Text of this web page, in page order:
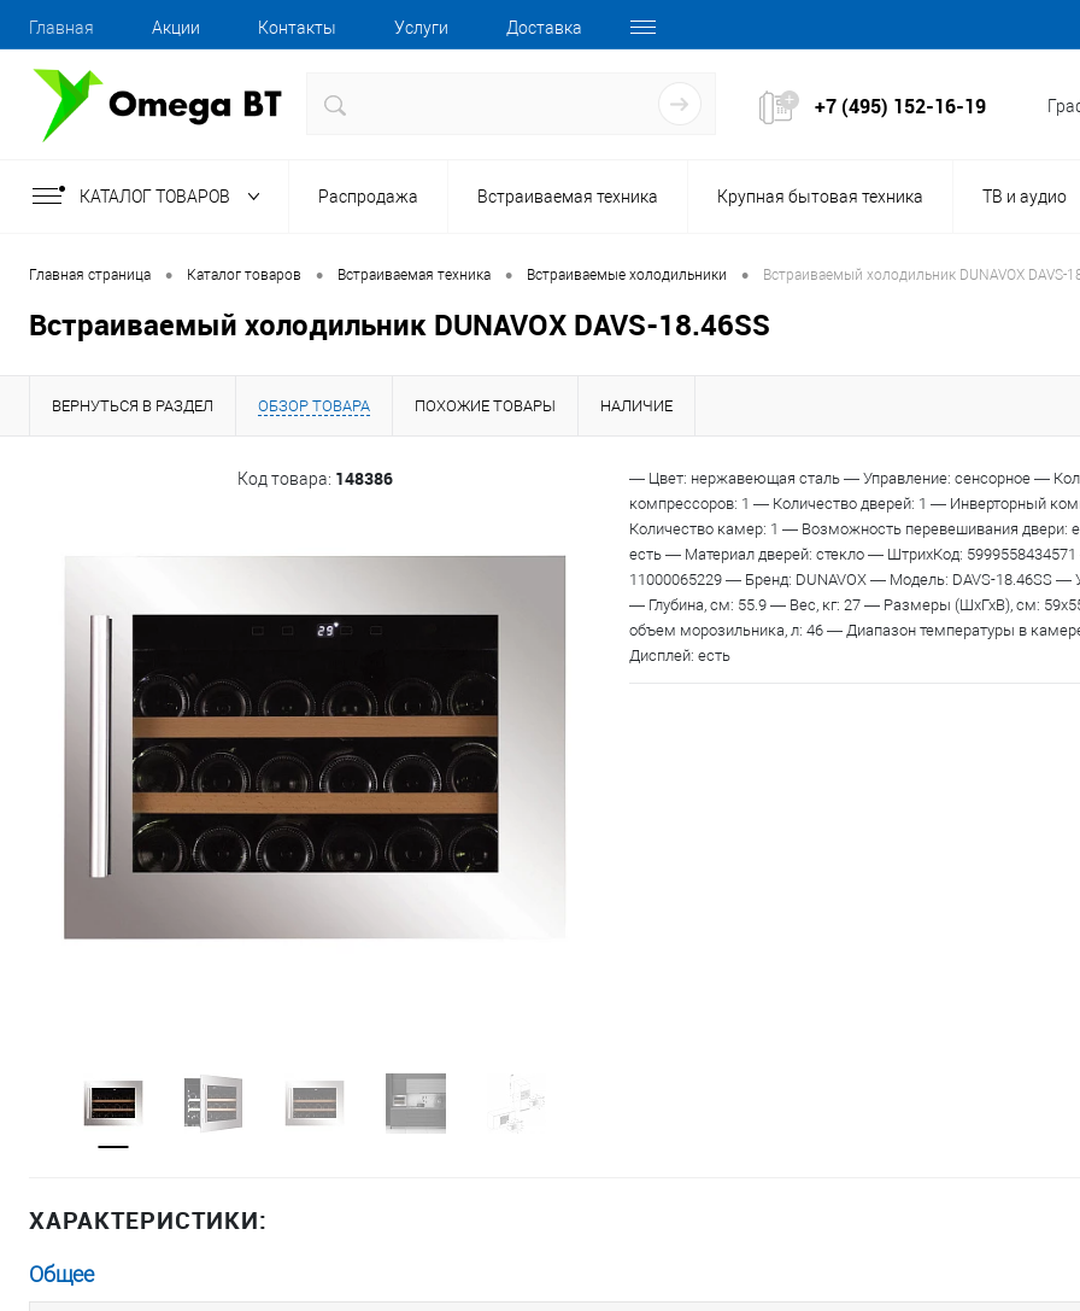
Главная Акции Контакты Услуги Доставка
+7 (495) 152-16-19
КАТАЛОГ ТОВАРОВ Распродажа Встраиваемая техника Крупная бытовая техника ТВ и аудио
Главная страница • Каталог товаров • Встраиваемая техника • Встраиваемые холодильники • Встраиваемый холодильник DUNAVOX DAVS-
Встраиваемый холодильник DUNAVOX DAVS-18.46SS
ВЕРНУТЬСЯ В РАЗДЕЛ ОБЗОР ТОВАРА ПОХОЖИЕ ТОВАРЫ НАЛИЧИЕ
Код товара: 148386 Код товара:148386
— Цвет: нержавеющая сталь — Управление: сенсорное —
компрессоров: 1 — Количество дверей: 1 — Инверторный
Количество камер: 1 — Возможность перевешивания двери:
есть — Материал дверей: стекло — ШтрихКод:
11000065229 — Бренд: DUNAVOX — Модель: DAVS-18.46SS —
— Глубина, см: 55.9 — Вес, кг: 27 — Размеры (ШхГхВ), см:
объем морозильника, л: 46 — Диапазон температуры в
Дисплей: есть
ХАРАКТЕРИСТИКИ:
Общее